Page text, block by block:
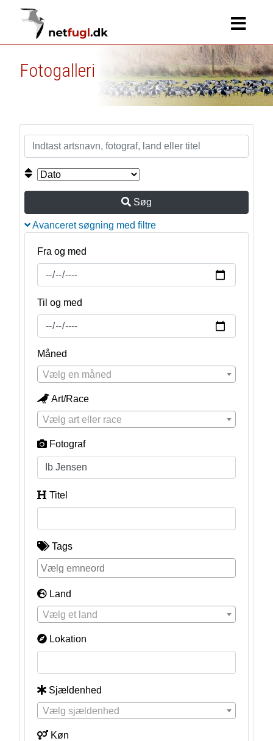
Fotogalleri
Søg
Avanceret søgning med filtre
Fra og med
Til og med
Måned
Vælg en måned
Art/Race
Vælg art eller race
Fotograf
Titel
Tags
Land
Vælg et land
Lokation
Sjældenhed
Vælg sjældenhed
Køn